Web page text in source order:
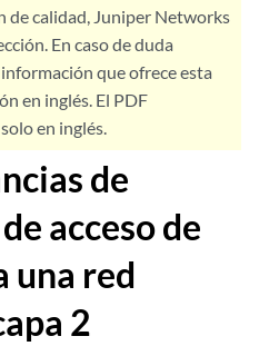
calidad, Juniper Networks
En caso de duda
que ofrece esta
en inglés. El PDF
en inglés.
de
acceso de
una red
2